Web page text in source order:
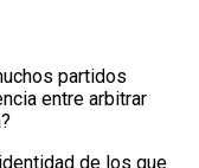
partidos
entre arbitrar
de los que